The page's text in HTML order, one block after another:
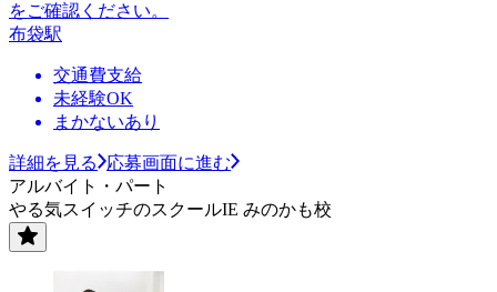
をご確認ください。
布袋駅
交通費支給
未経験OK
まかないあり
詳細を見る
応募画面に進む
アルバイト・パート
やる気スイッチのスクールIE みのかも校